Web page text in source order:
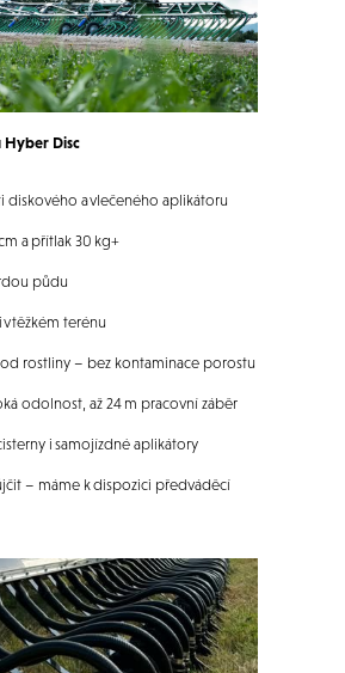
Hyber Disc
a vlečeného aplikátoru
a přítlak 30 kg+
půdu
těžkém terénu
rostliny – bez kontaminace porostu
odolnost, až 24 m pracovní záběr
i samojízdné aplikátory
– máme k dispozici předváděcí